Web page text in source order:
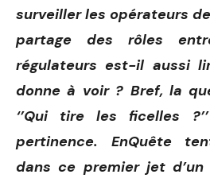
surveiller les opérateurs
partage des rôles
régulateurs est-il aussi
donne à voir ? Bref, la
‘’Qui tire les ficelles
pertinence. EnQuête
dans ce premier jet